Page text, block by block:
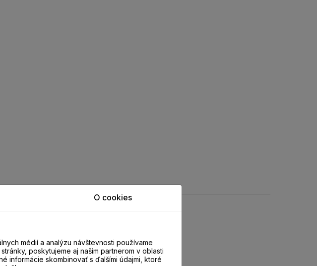
O cookies
médií a analýzu návštevnosti používame
poskytujeme aj našim partnerom v oblasti
informácie skombinovať s ďalšími údajmi, ktoré